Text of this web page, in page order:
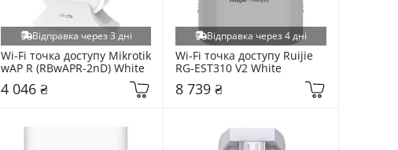
Відправка через 3 дні
Wi-Fi точка доступу Mikrotik
wAP R (RBwAPR-2nD) White
4 046 ₴
Відправка через 4 дні
Wi-Fi точка доступу Ruijie
RG-EST310 V2 White
8 739 ₴